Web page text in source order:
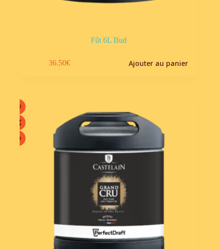
Fût 6L Bud
36.50€ Ajouter au panier